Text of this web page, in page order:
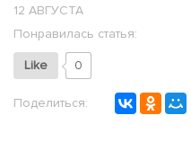
12 АВГУСТА
Понравилась статья:
Like 0
Поделиться: